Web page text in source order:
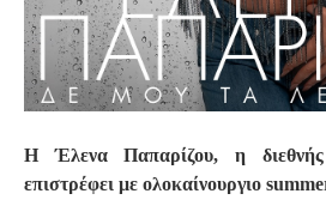
Η Έλενα Παπαρίζου, η
επιστρέφει με ολοκαίνουργιο